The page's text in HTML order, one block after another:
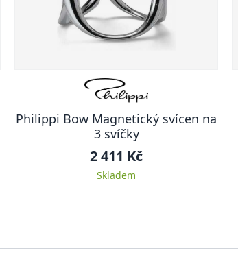
Philippi Bow Magnetický svícen na
3 svíčky
2 411 Kč
Skladem